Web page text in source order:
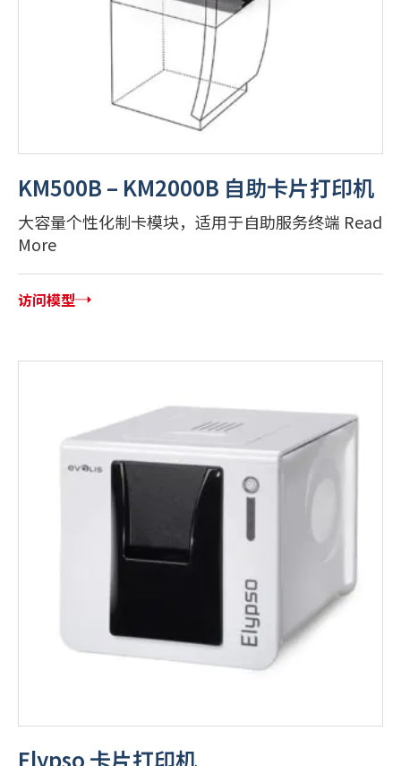
KM500B – KM2000B 自助卡片打印机
大容量个性化制卡模块，适用于自助服务终端 Read
More
访问模型
Elypso 卡片打印机